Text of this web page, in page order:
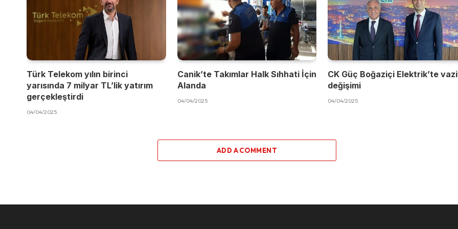
Türk Telekom yılın birinci
yarısında 7 milyar TL’lik yatırım
gerçekleştirdi
04/04/2025
Canik’te Takımlar Halk Sıhhati İçin
Alanda
04/04/2025
CK Güç Boğaziçi Elektrik’te
değişimi
04/04/2025
ADD A COMMENT